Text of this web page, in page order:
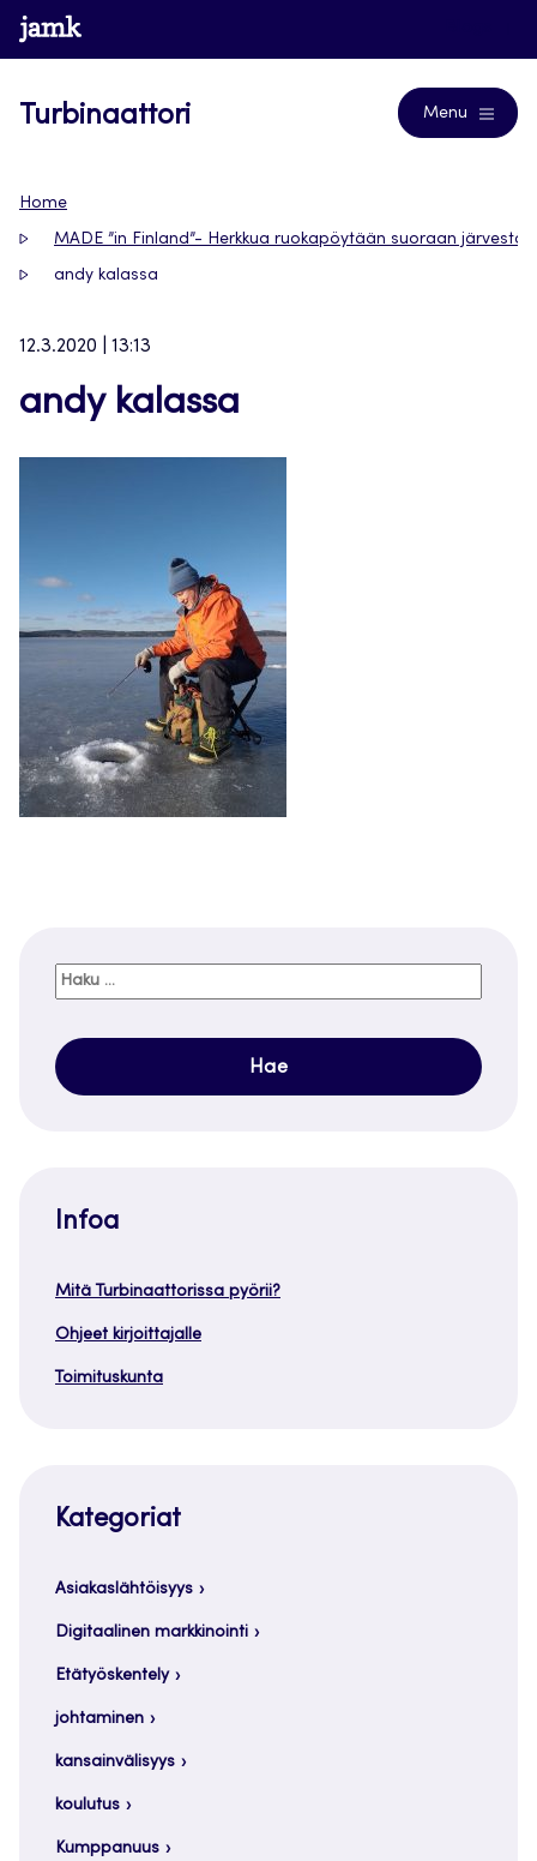
Siirry
suoraan
www.jamk.fi
Turbinaattori Menu
Home
MADE ”in Finland”- Herkkua ruokapöytään suoraan järvestä!
andy kalassa
12.3.2020 | 13:13
andy kalassa
Haku:
Infoa
Mitä Turbinaattorissa pyörii?
Ohjeet kirjoittajalle
Toimituskunta
Kategoriat
Asiakaslähtöisyys
Digitaalinen markkinointi
Etätyöskentely
johtaminen
kansainvälisyys
koulutus
Kumppanuus